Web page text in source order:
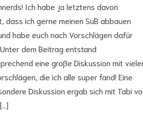
Ich habe ja letztens davon
dass ich gerne meinen SuB abbauen
habe euch nach Vorschlägen dafür
dem Beitrag entstand
eine große Diskussion mit
die ich alle super fand! Eine
Diskussion ergab sich mit Tabi